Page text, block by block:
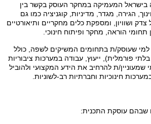
בישראל המעמיקה במחקר העוסק בקשר בין
הגירה, מגדר, מדיניות, קוגניציה כמו גם
ושוויון, ומספקת כלים מחקריים ותיאורטיים
הוראה, מחקר ופיתוח חינוכי.
שעוסק/ת בתחומים המשיקים לשפה, כולל
פורמלית), ייעוץ, עבודה במערכות ציבוריות
שמעוניין/ת להרחיב את הידע המקצועי ולהוביל
חינוכיות וחברתיות רב-לשוניות.
שבהם עוסקת התכנית: